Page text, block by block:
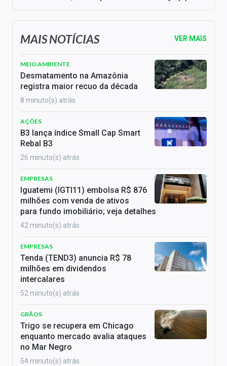
MAIS NOTÍCIAS VER MAIS
MEIO AMBIENTE
Desmatamento na Amazônia
registra maior recuo da década
8 minuto(s) atrás
AÇÕES
B3 lança índice Small Cap Smart
Rebal B3
26 minuto(s) atrás
EMPRESAS
Iguatemi (IGTI11) embolsa R$ 876
milhões com venda de ativos
para fundo imobiliário; veja detalhes
42 minuto(s) atrás
EMPRESAS
Tenda (TEND3) anuncia R$ 78
milhões em dividendos
intercalares
52 minuto(s) atrás
GRÃOS
Trigo se recupera em Chicago
enquanto mercado avalia ataques
no Mar Negro
54 minuto(s) atrás